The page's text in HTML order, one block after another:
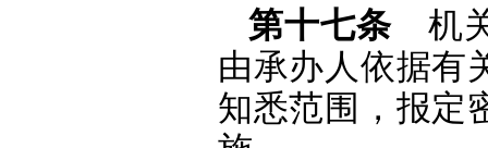
第十七条机关
由承办人依据有
知悉范围，报定